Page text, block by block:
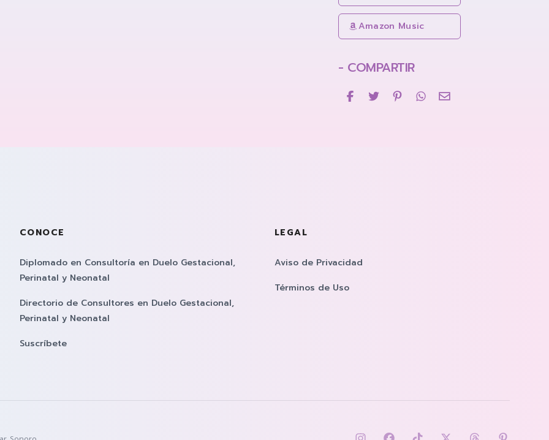
Amazon Music
- COMPARTIR
CONOCE
Diplomado en Consultoría en Duelo Gestacional,
Perinatal y Neonatal
Directorio de Consultores en Duelo Gestacional,
Perinatal y Neonatal
Suscríbete
LEGAL
Aviso de Privacidad
Términos de Uso